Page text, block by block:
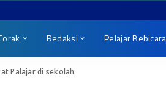
Redaksi Pelajar Bebicara
Palajar di sekolah